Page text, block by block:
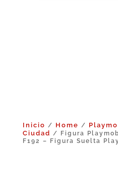
Inicio / Home /
Ciudad / Figura
F192 – Figura Suelta